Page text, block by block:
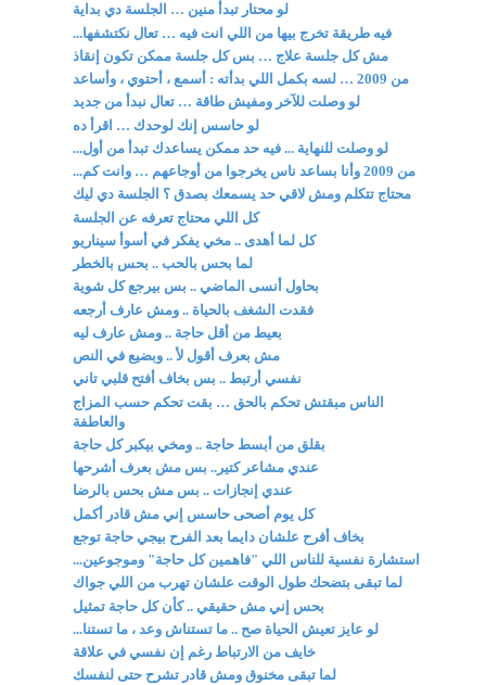
لو محتار تبدأ منين … الجلسة دي بداية
فيه طريقة تخرج بيها من اللي انت فيه … تعال نكتشفها...
مش كل جلسة علاج … بس كل جلسة ممكن تكون إنقاذ
من 2009 … لسه بكمل اللي بدأته : أسمع ، أحتوي ، وأساعد
لو وصلت للآخر ومفيش طاقة … تعال نبدأ من جديد
لو حاسس إنك لوحدك … اقرأ ده
لو وصلت للنهاية ... فيه حد ممكن يساعدك تبدأ من أول...
من 2009 وأنا بساعد ناس يخرجوا من أوجاعهم … وانت كم...
محتاج تتكلم ومش لاقي حد يسمعك بصدق ؟ الجلسة دي ليك
كل اللي محتاج تعرفه عن الجلسة
كل لما أهدى .. مخي يفكر في أسوأ سيناريو
لما بحس بالحب .. بحس بالخطر
بحاول أنسى الماضي .. بس بيرجع كل شوية
فقدت الشغف بالحياة .. ومش عارف أرجعه
بعيط من أقل حاجة .. ومش عارف ليه
مش بعرف أقول لأ .. وبضيع في النص
نفسي أرتبط .. بس بخاف أفتح قلبي تاني
الناس مبقتش تحكم بالحق … بقت تحكم حسب المزاج
والعاطفة
بقلق من أبسط حاجة .. ومخي بيكبر كل حاجة
عندي مشاعر كتير.. بس مش بعرف أشرحها
عندي إنجازات .. بس مش بحس بالرضا
كل يوم أصحى حاسس إني مش قادر أكمل
بخاف أفرح علشان دايما بعد الفرح بيجي حاجة توجع
استشارة نفسية للناس اللي "فاهمين كل حاجة" وموجوعين...
لما تبقى بتضحك طول الوقت علشان تهرب من اللي جواك
بحس إني مش حقيقي .. كأن كل حاجة تمثيل
لو عايز تعيش الحياة صح .. ما تستناش وعد ، ما تستنا...
خايف من الارتباط رغم إن نفسي في علاقة
لما تبقى مخنوق ومش قادر تشرح حتى لنفسك